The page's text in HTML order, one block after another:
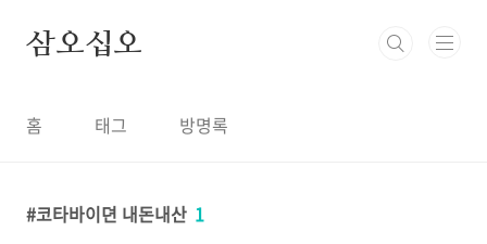
삼오십오
홈 태그 방명록
코타바이뎐 내돈내산 1